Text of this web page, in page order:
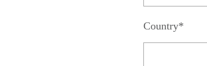
Country*